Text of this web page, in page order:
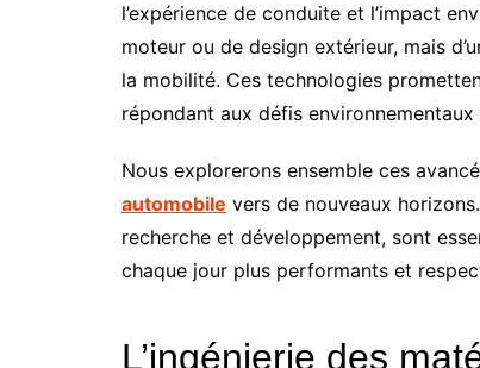
l’expérience de conduite et l’impact
moteur ou de design extérieur, mais
la mobilité. Ces technologies
répondant aux défis
Nous explorerons ensemble ces
automobile vers de nouveaux
recherche et développement, sont
chaque jour plus performants et
L’ingénierie des